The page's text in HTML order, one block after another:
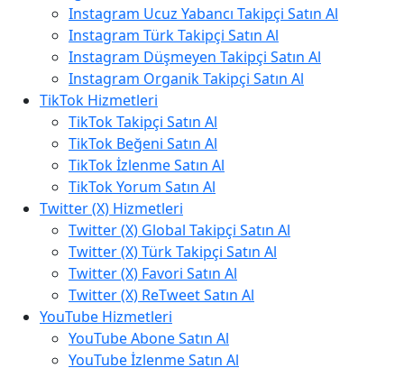
Instagram Ucuz Yabancı Takipçi Satın Al
Instagram Türk Takipçi Satın Al
Instagram Düşmeyen Takipçi Satın Al
Instagram Organik Takipçi Satın Al
TikTok Hizmetleri
TikTok Takipçi Satın Al
TikTok Beğeni Satın Al
TikTok İzlenme Satın Al
TikTok Yorum Satın Al
Twitter (X) Hizmetleri
Twitter (X) Global Takipçi Satın Al
Twitter (X) Türk Takipçi Satın Al
Twitter (X) Favori Satın Al
Twitter (X) ReTweet Satın Al
YouTube Hizmetleri
YouTube Abone Satın Al
YouTube İzlenme Satın Al